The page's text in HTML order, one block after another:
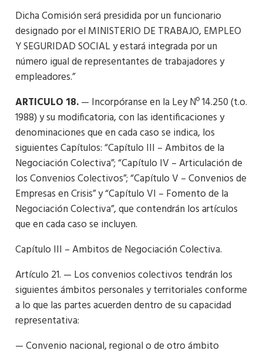
Dicha Comisión será presidida por un funcionario
designado por el MINISTERIO DE TRABAJO, EMPLEO
Y SEGURIDAD SOCIAL y estará integrada por un
número igual de representantes de trabajadores y
empleadores.”
ARTICULO 18.— Incorpóranse en la Ley Nº 14.250 (t.o.
1988) y su modificatoria, con las identificaciones y
denominaciones que en cada caso se indica, los
siguientes Capítulos: “Capítulo III – Ambitos de la
Negociación Colectiva”; “Capítulo IV – Articulación de
los Convenios Colectivos”; “Capítulo V – Convenios de
Empresas en Crisis” y “Capítulo VI – Fomento de la
Negociación Colectiva”, que contendrán los artículos
que en cada caso se incluyen.
Capítulo III – Ambitos de Negociación Colectiva.
Artículo 21. — Los convenios colectivos tendrán los
siguientes ámbitos personales y territoriales conforme
a lo que las partes acuerden dentro de su capacidad
representativa:
— Convenio nacional, regional o de otro ámbito